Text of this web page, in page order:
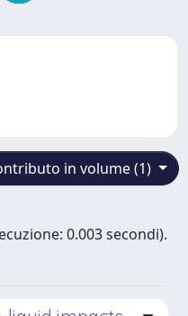
in volume (1)
0.003 secondi).